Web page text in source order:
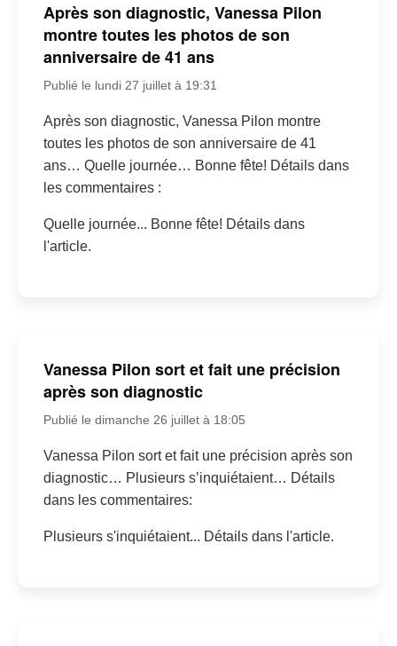
Après son diagnostic, Vanessa Pilon
montre toutes les photos de son
anniversaire de 41 ans
Publié le lundi 27 juillet à 19:31
Après son diagnostic, Vanessa Pilon montre
toutes les photos de son anniversaire de 41
ans… Quelle journée… Bonne fête! Détails dans
les commentaires :
Quelle journée... Bonne fête! Détails dans
l'article.
Vanessa Pilon sort et fait une précision
après son diagnostic
Publié le dimanche 26 juillet à 18:05
Vanessa Pilon sort et fait une précision après son
diagnostic… Plusieurs s’inquiétaient… Détails
dans les commentaires:
Plusieurs s'inquiétaient... Détails dans l'article.